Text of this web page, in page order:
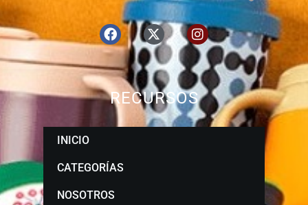
RECURSOS
INICIO
CATEGORÍAS
NOSOTROS